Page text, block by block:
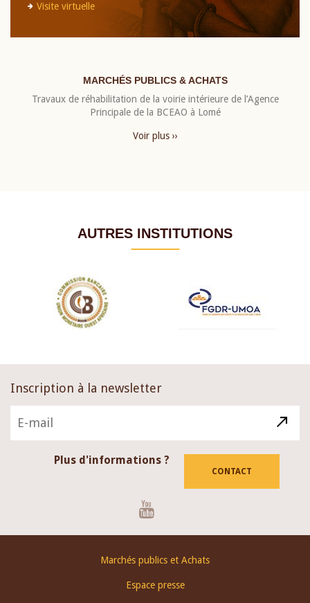
Visite virtuelle
MARCHÉS PUBLICS & ACHATS
Travaux de réhabilitation de la voirie intérieure de l’Agence
Principale de la BCEAO à Lomé
Voir plus ››
AUTRES INSTITUTIONS
Inscription à la newsletter
Plus d'informations ?
CONTACT
Marchés publics et Achats
Espace presse